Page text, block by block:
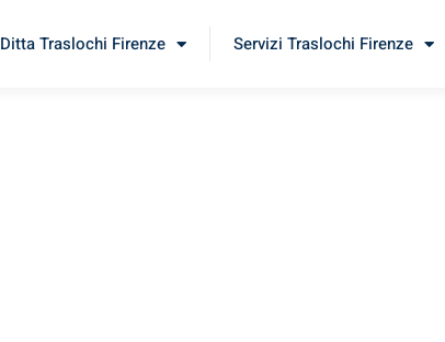
Ditta Traslochi Firenze Servizi Traslochi Firenze